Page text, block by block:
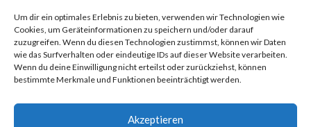
Um dir ein optimales Erlebnis zu bieten, verwenden wir Technologien wie
Cookies, um Geräteinformationen zu speichern und/oder darauf
zuzugreifen. Wenn du diesen Technologien zustimmst, können wir Daten
wie das Surfverhalten oder eindeutige IDs auf dieser Website verarbeiten.
Wenn du deine Einwilligung nicht erteilst oder zurückziehst, können
bestimmte Merkmale und Funktionen beeinträchtigt werden.
Akzeptieren
MDR
MFA
Mobile Security
NDR
Network Security
Netzwerk-Zubehör
Schulungen & Compliance
WatchGuard Cloud Firebox einrichten 2026: In 5 Schritten zur
zentral verwalteten Firewall
Sophos Central Konsole 2026: Eine Plattform für 6
Sicherheitsbereiche
Cynet Elite vs Ultimate 2026: Welche Lizenz passt zum KMU?